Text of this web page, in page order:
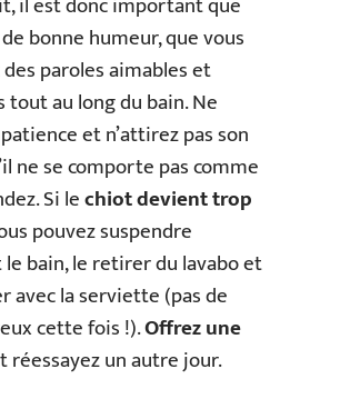
bonne humeur, que vous
paroles aimables et
tout au long du bain. Ne
et n’attirez pas son
ne se comporte pas comme
Si lechiot devient trop
pouvez suspendre
bain, le retirer du lavabo et
avec la serviette (pas de
cette fois !).Offrez une
réessayez un autre jour.